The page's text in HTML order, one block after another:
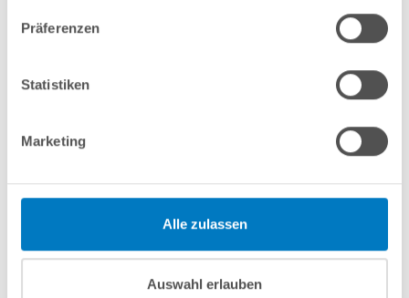
Präferenzen
Statistiken
Marketing
Alle zulassen
Auswahl erlauben
Merken
Fragen? Wir helfen Ihnen gerne weiter:
Produktbeschreibung
Anleitungen/Datenblätter